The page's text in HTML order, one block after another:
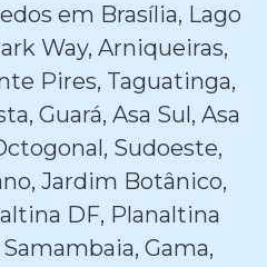
em Brasília, Lago
Way, Arniqueiras,
Pires, Taguatinga,
Guará, Asa Sul, Asa
Sudoeste,
Jardim Botânico,
DF, Planaltina
Gama,